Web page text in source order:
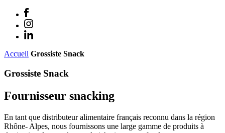
Accueil Grossiste Snack
Grossiste Snack
Fournisseur snacking
En tant que distributeur alimentaire français reconnu dans la région
Rhône- Alpes, nous fournissons une large gamme de produits à